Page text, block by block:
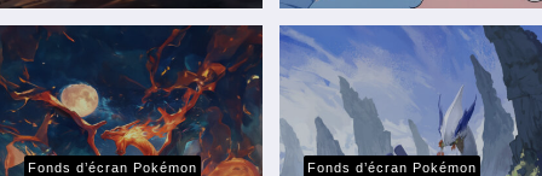
Fonds d’écran Pokémon Fonds d’écran Pokémon